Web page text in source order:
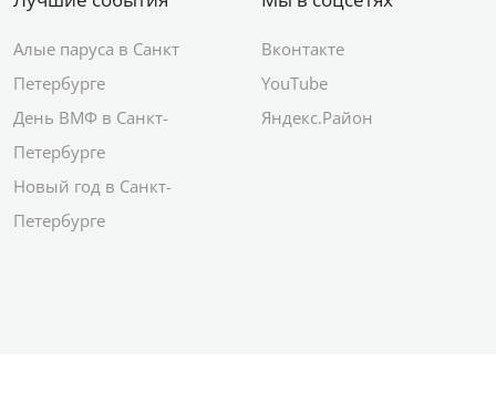
Алые паруса в Санкт
Петербурге
День ВМФ в Санкт-
Петербурге
Новый год в Санкт-
Петербурге
Вконтакте
YouTube
Яндекс.Район